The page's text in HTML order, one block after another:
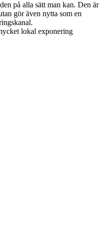
på alla sätt man kan. Den är
gör även nytta som en
lokal exponering